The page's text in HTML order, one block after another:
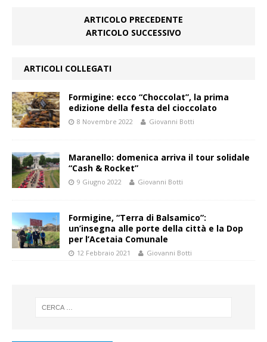
ARTICOLO PRECEDENTE
ARTICOLO SUCCESSIVO
ARTICOLI COLLEGATI
Formigine: ecco “Choccolat”, la prima
edizione della festa del cioccolato
8 Novembre 2022 Giovanni Botti
Maranello: domenica arriva il tour solidale
“Cash & Rocket”
9 Giugno 2022 Giovanni Botti
Formigine, “Terra di Balsamico”:
un’insegna alle porte della città e la Dop
per l’Acetaia Comunale
12 Febbraio 2021 Giovanni Botti